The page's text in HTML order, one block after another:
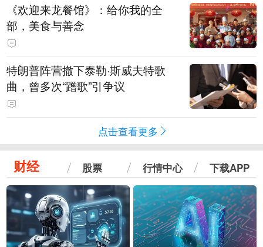
《欢迎来龙餐馆》：给你我的全
部，美食与善念
特朗普阵营撤下泰勒·斯威夫特歌
曲，曾多次“蹭歌”引争议
点击查看更多
财经 股票 行情中心 下载APP